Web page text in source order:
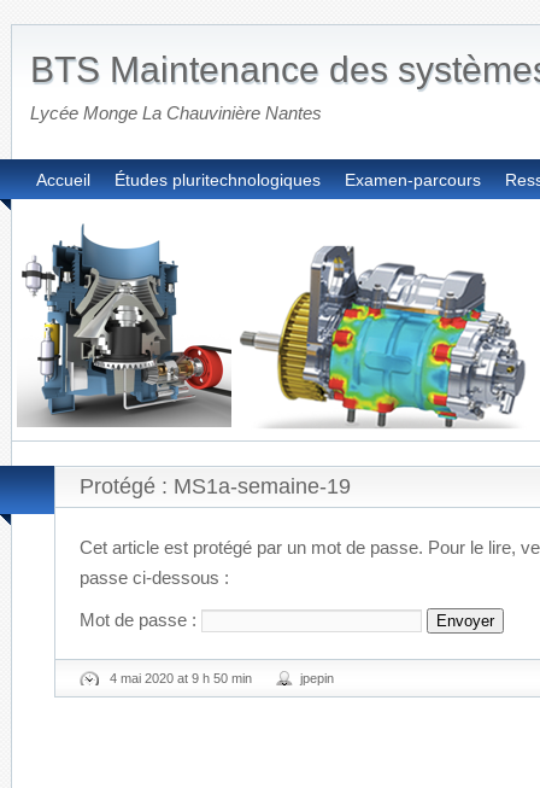
BTS Maintenance des
Lycée Monge La Chauvinière Nantes
Accueil Études pluritechnologiques Examen-parcours
Protégé : MS1a-semaine-19
Cet article est protégé par un mot de passe. Pour le lire,
passe ci-dessous :
Mot de passe :
4 mai 2020 at 9 h 50 min jpepin